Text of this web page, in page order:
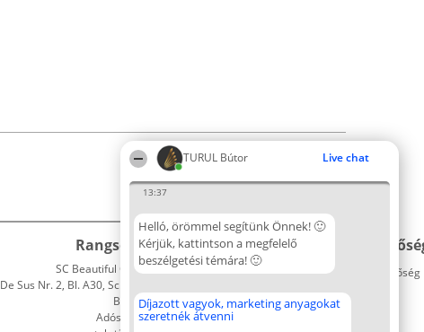
TURUL Bútor Live chat
13:37
Helló, örömmel segítünk Önnek! 🙂
Kérjük, kattintson a megfelelő
beszélgetési témára! 🙂
Díjazott vagyok, marketing anyagokat
szeretnék átvenni
Rangsorszervező
SC Beautiful Company S.R.L.
Sus Nr. 2, Bl. A30, Sc. A, Et. 4, Ap. 13
Bukarest 53-238
Adószám 36737675
Népszavazás
Nyertesek
díjazottak
Elérhetőség